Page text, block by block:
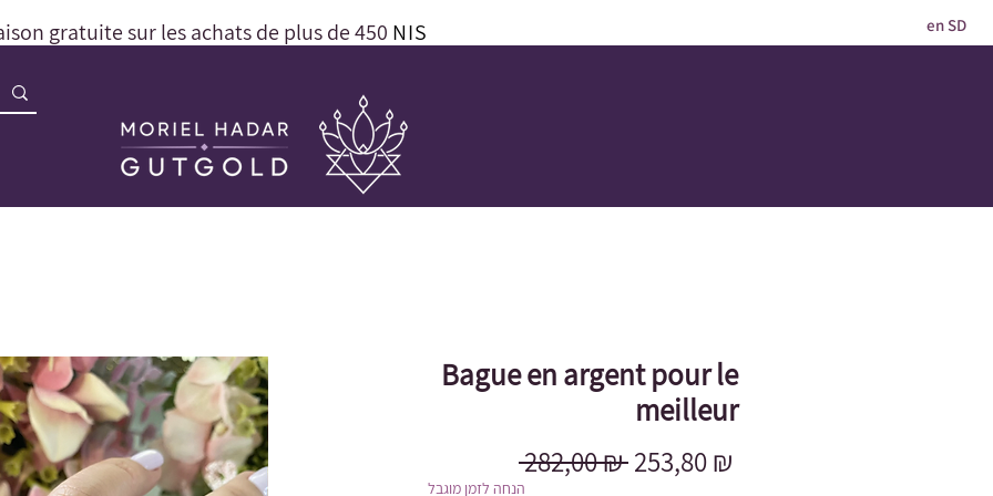
en SD
gratuite sur les achats de plus de 450 NIS
Bague en argent pour le
meilleur
282,00 ₪ Prix
253,80 ₪
הנחה לזמן מוגבל